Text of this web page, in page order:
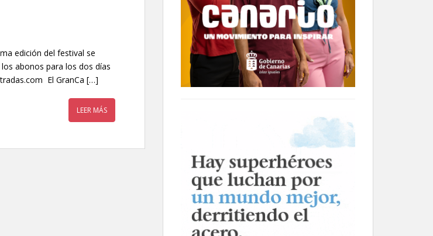
edición del festival se
abonos para los dos días
El GranCa […]
LEER MÁS